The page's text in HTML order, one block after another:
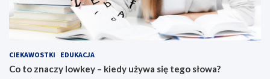
CIEKAWOSTKI EDUKACJA
Co to znaczy lowkey – kiedy używa się tego słowa?